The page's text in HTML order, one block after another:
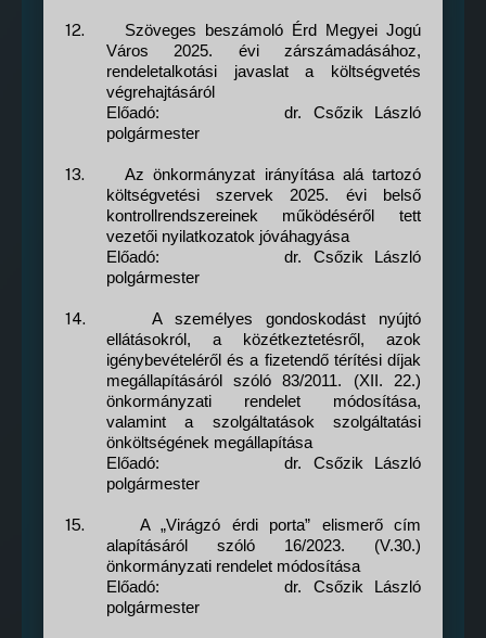
12.
Szöveges beszámoló Érd Megyei Jogú
Város 2025. évi zárszámadásához,
rendeletalkotási javaslat a költségvetés
végrehajtásáról
Előadó:
dr. Csőzik László
polgármester
13.
Az önkormányzat irányítása alá tartozó
költségvetési szervek 2025. évi belső
kontrollrendszereinek működéséről tett
vezetői nyilatkozatok jóváhagyása
Előadó:
dr. Csőzik László
polgármester
14.
A személyes gondoskodást nyújtó
ellátásokról, a közétkeztetésről, azok
igénybevételéről és a fizetendő térítési díjak
megállapításáról szóló 83/2011. (XII. 22.)
önkormányzati rendelet módosítása,
valamint a szolgáltatások szolgáltatási
önköltségének megállapítása
Előadó:
dr. Csőzik László
polgármester
15.
A „Virágzó érdi porta” elismerő cím
alapításáról szóló 16/2023. (V.30.)
önkormányzati rendelet módosítása
Előadó:
dr. Csőzik László
polgármester